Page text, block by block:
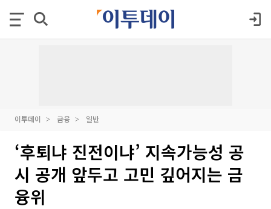
이투데이 금융 일반
‘후퇴냐 진전이냐’ 지속가능성 공
시 공개 앞두고 고민 깊어지는 금
융위